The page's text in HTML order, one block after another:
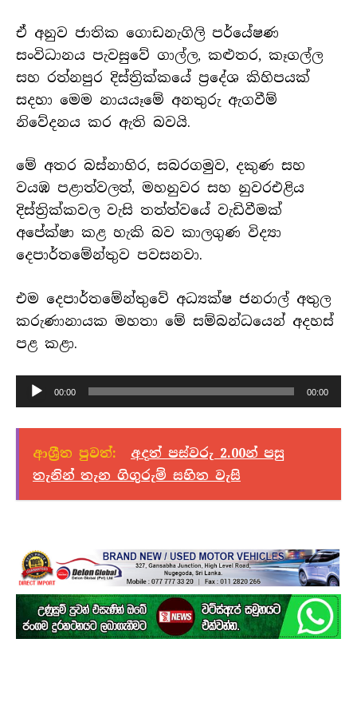
ඒ අනුව ජාතික ගොඩනැගිලි පර්යේෂණ
සංවිධානය පැවසුවේ ගාල්ල, කළුතර, කෑගල්ල
සහ රත්නපුර දිස්ත්‍රික්කයේ ප්‍රදේශ කිහිපයක්
සදහා මෙම නායයෑමේ අනතුරු ඇගවීම්
නිවේදනය කර ඇති බවයි.
මේ අතර බස්නාහිර, සබරගමුව, දකුණ සහ
වයඹ පළාත්වලත්, මහනුවර සහ නුවරඑළිය
දිස්ත්‍රික්කවල වැසි තත්ත්වයේ වැඩිවීමක්
අපේක්ෂා කළ හැකි බව කාලගුණ විද්‍යා
දෙපාර්තමේන්තුව පවසනවා.
එම දෙපාර්තමේන්තුවේ අධ්‍යක්ෂ ජනරාල් අතුල
කරුණානායක මහතා මේ සම්බන්ධයෙන් අදහස්
පළ කළා.
හඬ
පට
ධාවකය
00:00 00:00
ආශ්‍රීත පුවත්:
අදත් පස්වරු 2.00න් පසු
තැනින් තැන ගිගුරුම් සහිත වැසි